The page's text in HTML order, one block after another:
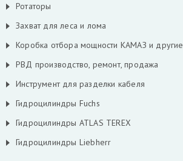
Ротаторы
Захват для леса и лома
Коробка отбора мощности КАМАЗ и другие
РВД производство, ремонт, продажа
Инструмент для разделки кабеля
Гидроцилиндры Fuchs
Гидроцилиндры ATLAS TEREX
Гидроцилиндры Liebherr